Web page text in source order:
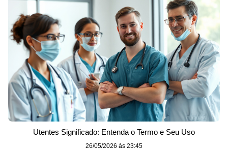
Utentes Significado: Entenda o Termo e Seu Uso
26/05/2026 às 23:45